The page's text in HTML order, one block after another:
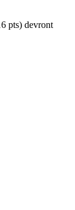
pts) devront